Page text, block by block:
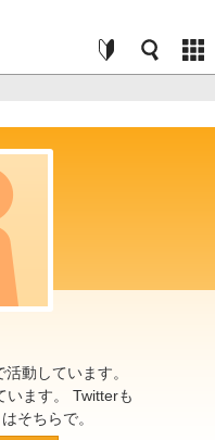
動しています。
います。 Twitterも
そちらで。